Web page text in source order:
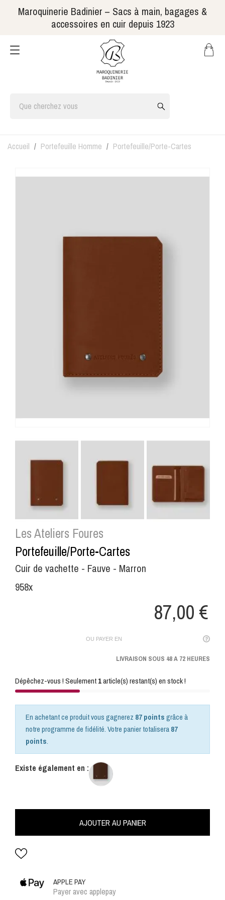
Maroquinerie Badinier – Sacs à main, bagages &
accessoires en cuir depuis 1923
Accueil Portefeuille Homme Portefeuille/Porte-Cartes
Les Ateliers Foures
Portefeuille/Porte-Cartes
Cuir de vachette - Fauve - Marron
958x
87,00 €
OU PAYER EN
LIVRAISON SOUS 48 A 72 HEURES
Dépêchez-vous ! Seulement1article(s) restant(s) en stock !
En achetant ce produit vous gagnerez 87 pointsgrâce à
notre programme de fidélité. Votre panier totalisera87
points.
Existe également en :
AJOUTER AU PANIER
APPLE PAY
Payer avec applepay